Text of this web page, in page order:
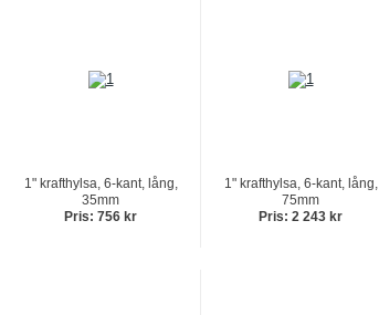
1" krafthylsa, 6-kant, lång,
35mm
Pris: 756 kr
1" krafthylsa, 6-kant, lång,
75mm
Pris: 2 243 kr